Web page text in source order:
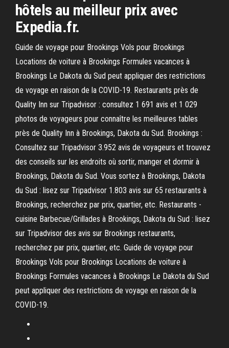
hôtels au meilleur prix avec
Expedia.fr.
Guide de voyage pour Brookings Vols pour Brookings
Locations de voiture à Brookings Formules vacances à
Brookings Le Dakota du Sud peut appliquer des restrictions
de voyage en raison de la COVID-19. Restaurants près de
Quality Inn sur Tripadvisor : consultez 1 691 avis et 1 029
photos de voyageurs pour connaître les meilleures tables
près de Quality Inn à Brookings, Dakota du Sud. Brookings :
Consultez sur Tripadvisor 3.952 avis de voyageurs et trouvez
des conseils sur les endroits où sortir, manger et dormir à
Brookings, Dakota du Sud. Vous sortez à Brookings, Dakota
du Sud : lisez sur Tripadvisor 1.803 avis sur 65 restaurants à
Brookings, recherchez par prix, quartier, etc. Restaurants -
cuisine Barbecue/Grillades à Brookings, Dakota du Sud : lisez
sur Tripadvisor des avis sur Brookings restaurants,
recherchez par prix, quartier, etc. Guide de voyage pour
Brookings Vols pour Brookings Locations de voiture à
Brookings Formules vacances à Brookings Le Dakota du Sud
peut appliquer des restrictions de voyage en raison de la
COVID-19.